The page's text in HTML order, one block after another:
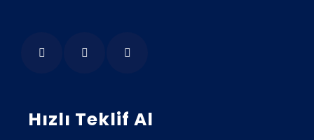
Hızlı Teklif Al